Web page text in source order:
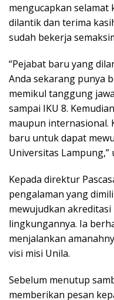
mengucapkan selamat
dilantik dan terima
sudah bekerja
“Pejabat baru yang
Anda sekarang punya
memikul tanggung
sampai IKU 8.
maupun internasional.
baru untuk dapat
Universitas Lampung,”
Kepada direktur
pengalaman yang
mewujudkan
lingkungannya. Ia
menjalankan
visi misi Unila.
Sebelum menutup
memberikan pesan